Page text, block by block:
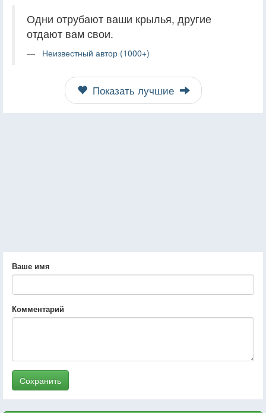
Одни отрубают ваши крылья, другие
отдают вам свои.
Неизвестный автор (1000+)
Показать лучшие
Ваше имя
Комментарий
Сохранить